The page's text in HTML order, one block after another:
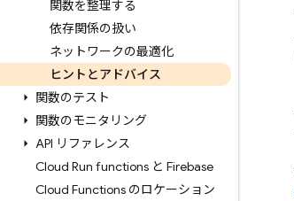
関数を整理する
依存関係の扱い
ネットワークの最適化
ヒントとアドバイス
関数のテスト
関数のモニタリング
API リファレンス
Cloud Run functions と Firebase
Cloud Functions のロケーション